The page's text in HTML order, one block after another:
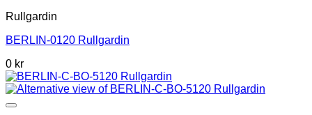
Rullgardin
BERLIN-0120 Rullgardin
0 kr